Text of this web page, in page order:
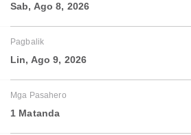
Sab, Ago 8, 2026
Pagbalik
Lin, Ago 9, 2026
Mga Pasahero
1 Matanda